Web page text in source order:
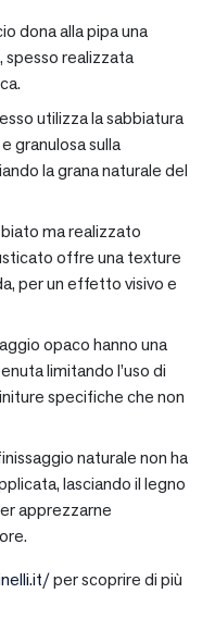
dona alla pipa una
realizzata
utilizza la sabbiatura
granulosa sulla
la grana naturale del
ma realizzato
offre una texture
per un effetto visivo e
opaco hanno una
limitando l’uso di
specifiche che non
naturale non ha
lasciando il legno
apprezzarne
per scoprire di più